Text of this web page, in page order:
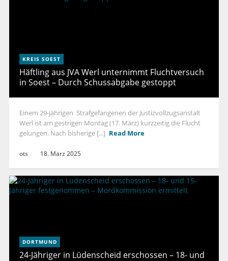
KREIS SOEST
Häftling aus JVA Werl unternimmt Fluchtversuch
in Soest – Durch Schussabgabe gestoppt
Einem 29-jährigen Strafgefangenen der Justizvollzugsanstalt
Werl ist am gestrigen Montag (17. März) kurzzeitig die Flucht
gelungen. Nach bisherige [...] Read More
ots 18. März 2025
DORTMUND
24-Jähriger in Lüdenscheid erschossen – 18- und